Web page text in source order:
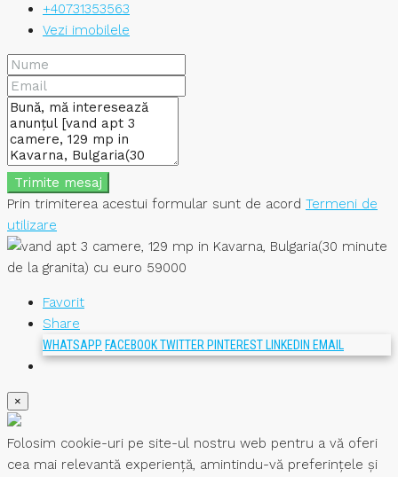
+40731353563
Vezi imobilele
Trimite mesaj
Prin trimiterea acestui formular sunt de acord Termeni de
utilizare
Favorit
Share
WHATSAPP FACEBOOKTWITTER PINTEREST LINKEDIN EMAIL
×
Folosim cookie-uri pe site-ul nostru web pentru a vă oferi
cea mai relevantă experiență, amintindu-vă preferințele și